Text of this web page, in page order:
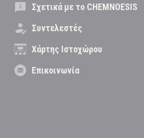
Σχετικά με το CHEMNOESIS
Συντελεστές
Χάρτης Ιστοχώρου
Επικοινωνία